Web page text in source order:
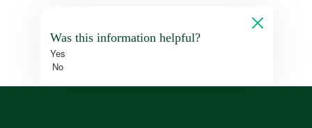
Was this information helpful?
Yes
No